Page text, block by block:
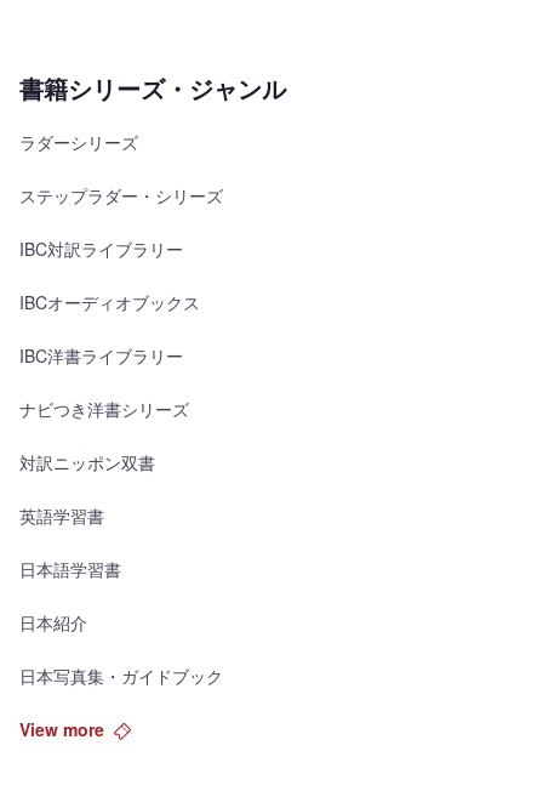
書籍シリーズ・ジャンル
ラダーシリーズ
ステップラダー・シリーズ
IBC対訳ライブラリー
IBCオーディオブックス
IBC洋書ライブラリー
ナビつき洋書シリーズ
対訳ニッポン双書
英語学習書
日本語学習書
日本紹介
日本写真集・ガイドブック
View more